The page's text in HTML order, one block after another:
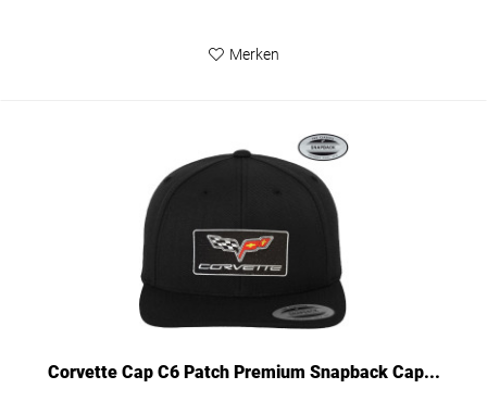
Merken
Corvette Cap C6 Patch Premium Snapback Cap...